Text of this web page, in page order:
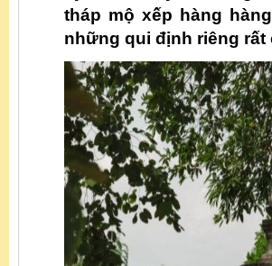
tháp mộ xếp hàng
những qui định riêng rất